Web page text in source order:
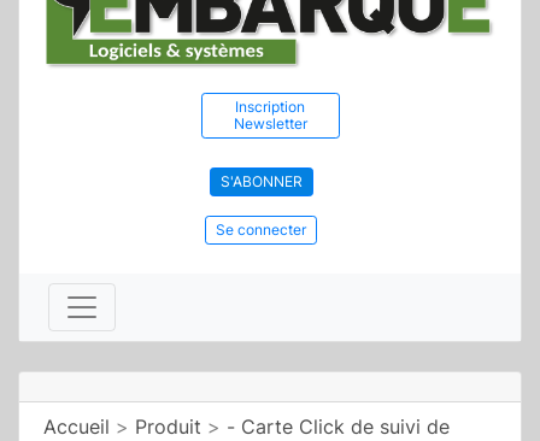
Inscription
Newsletter
S'ABONNER
Se connecter
Accueil > Produit > - Carte Click de suivi de